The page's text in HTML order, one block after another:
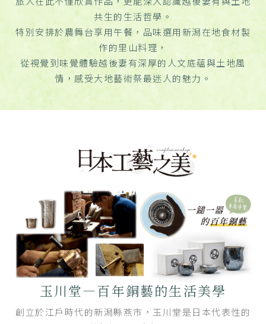
共生的生活哲學。
特別安排於農舞台享用午餐，品味選用新潟在地食材製
作的里山料理，
從視覺到味覺體驗越後妻有深厚的人文底蘊與土地風
情，感受大地藝術祭最迷人的魅力。
玉川堂—百年銅藝的生活美學
創立於江戶時代的新潟縣燕市，玉川堂是日本代表性的